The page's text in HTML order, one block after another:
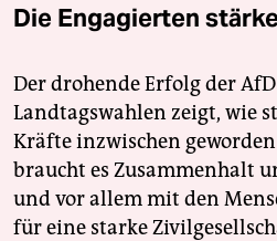
Die Engagierten
Der drohende Erfolg der
Landtagswahlen zeigt, wie
Kräfte inzwischen
braucht es Zusammenhalt
und vor allem mit den
für eine starke